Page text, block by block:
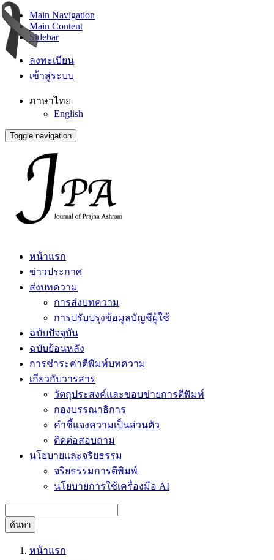
Main Navigation
Main Content
Sidebar
ลงทะเบียน
เข้าสู่ระบบ
ภาษาไทย
English
Toggle navigation
หน้าแรก
ข่าวประกาศ
ส่งบทความ
การส่งบทความ
การปรับปรุงข้อมูลบัญชีผู้ใช้
ฉบับปัจจุบัน
ฉบับย้อนหลัง
การชำระค่าตีพิมพ์บทความ
เกี่ยวกับวารสาร
วัตถุประสงค์และขอบข่ายการตีพิมพ์
กองบรรณาธิการ
คำชี้แจงความเป็นส่วนตัว
ติดต่อสอบถาม
นโยบายและจริยธรรม
จริยธรรมการตีพิมพ์
นโยบายการใช้เครื่องมือ AI
ค้นหา
หน้าแรก